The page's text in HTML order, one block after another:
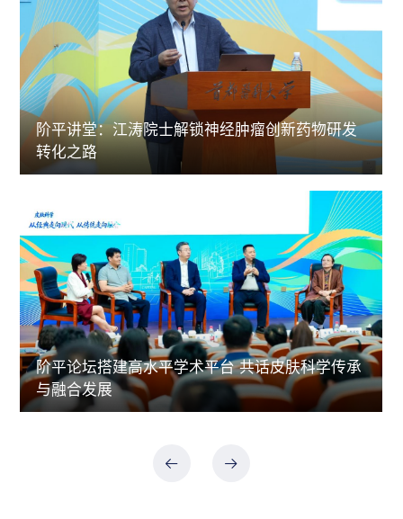
阶平讲堂：江涛院士解锁神经肿瘤创新药物研发
转化之路
阶平论坛搭建高水平学术平台 共话皮肤科学传承
与融合发展